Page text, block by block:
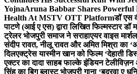
YojnaAruna Babbar Shares Powerful
Health At MSTV OTT Platformडॉ एस
पाटणे (आई ए एस) द्वारा लिखित फिल्मस्टार
ट्रेलर भोजपुरी समाज ने सराहाएयर वाइस
संदीप रावत, नीलू रावत और अमित मिश्रा का
दिलएक्ट्रेस यास्मीन खान को फिल्म ‘देहाती
एक्टर का दादा साहब फाल्के इंडियन टेलीविज़न
सिंह का बिग ब्लास्ट भोजपुरी गाना ‘बदरवा ए